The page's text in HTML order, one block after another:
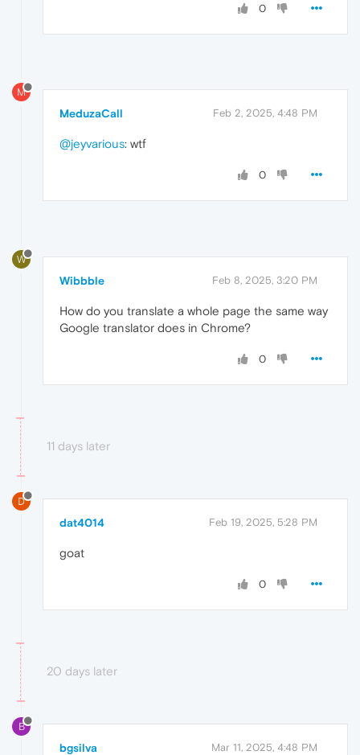
0
M
MeduzaCall Feb 2, 2025, 4:48 PM
@jeyvarious: wtf
0
W
Wibbble Feb 8, 2025, 3:20 PM
How do you translate a whole page the same way
Google translator does in Chrome?
0
11 days later
D
dat4014 Feb 19, 2025, 5:28 PM
goat
0
20 days later
B
bgsilva Mar 11, 2025, 4:48 PM